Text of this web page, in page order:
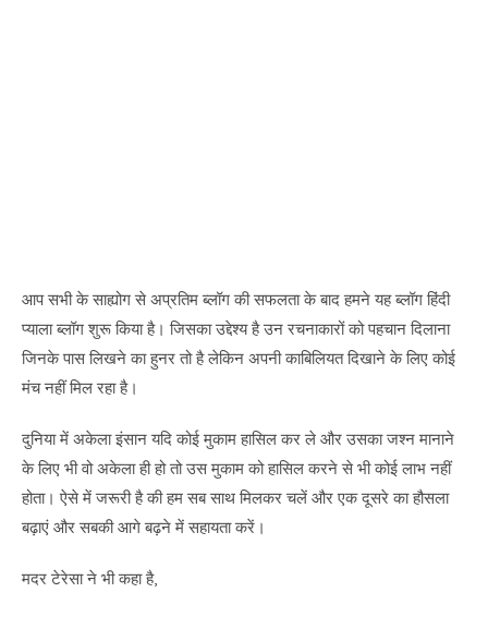
आप सभी के साह्योग से अप्रतिम ब्लॉग की सफलता के बाद हमने यह ब्लॉग हिंदी
प्याला ब्लॉग शुरू किया है। जिसका उद्देश्य है उन रचनाकारों को पहचान दिलाना
जिनके पास लिखने का हुनर तो है लेकिन अपनी काबिलियत दिखाने के लिए कोई
मंच नहीं मिल रहा है।
दुनिया में अकेला इंसान यदि कोई मुकाम हासिल कर ले और उसका जश्न मानाने
के लिए भी वो अकेला ही हो तो उस मुकाम को हासिल करने से भी कोई लाभ नहीं
होता। ऐसे में जरूरी है की हम सब साथ मिलकर चलें और एक दूसरे का हौसला
बढ़ाएं और सबकी आगे बढ़ने में सहायता करें।
मदर टेरेसा ने भी कहा है,